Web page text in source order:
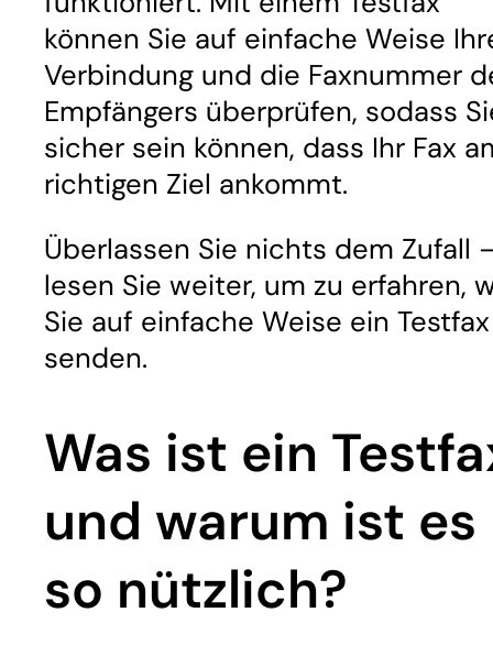
können Sie auf einfache Weise
Verbindung und die Faxnummer
Empfängers überprüfen, sodass
sicher sein können, dass Ihr Fax
richtigen Ziel ankommt.
Überlassen Sie nichts dem Zufall
lesen Sie weiter, um zu erfahren,
Sie auf einfache Weise ein Testfax
senden.
Was ist ein
und warum ist es
so nützlich?